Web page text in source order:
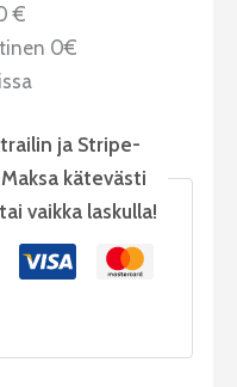
€
0€
ja Stripe-
kätevästi
vaikka laskulla!